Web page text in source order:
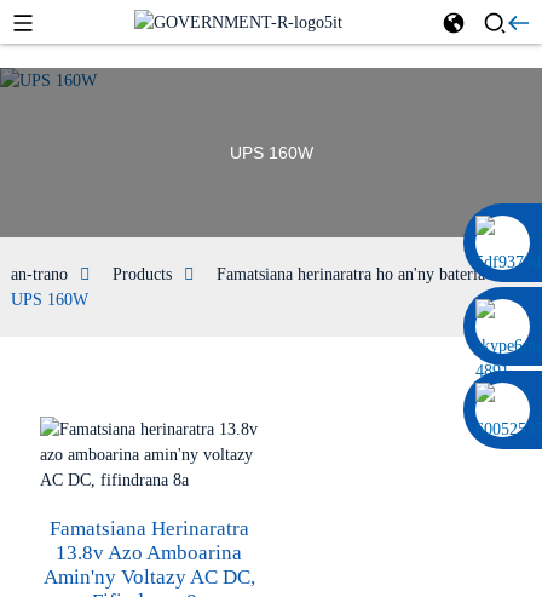
0086 13322920697
UPS 160W
an-trano Products
Famatsiana herinaratra ho an'ny bateria
UPS 160W
Famatsiana Herinaratra
13.8v Azo Amboarina
Amin'ny Voltazy AC DC,